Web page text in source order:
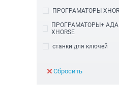
ПРОГРАМАТОРЫ
ПРОГРАМАТОРЫ+
XHORSE
станки для ключей
Сбросить